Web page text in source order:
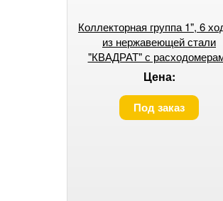
Коллекторная группа 1", 6
из нержавеющей стали
"КВАДРАТ" с
Damento Clima DCSS6
Цена:
Под заказ